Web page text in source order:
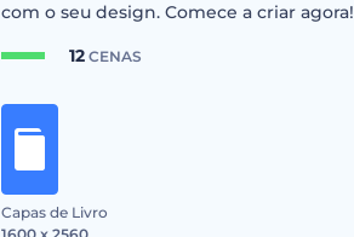
com o seu design. Comece a criar agora!
12CENAS
Capas de Livro